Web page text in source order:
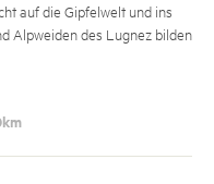
auf die Gipfelwelt und ins
Alpweiden des Lugnez bilden